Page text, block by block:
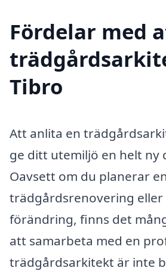
Fördelar med
Tibro
Att anlita en
ge ditt utemiljö en helt ny
Oavsett om du planerar
trädgårdsrenovering eller
förändring, finns det
att samarbeta med en
trädgårdsarkitekt är inte